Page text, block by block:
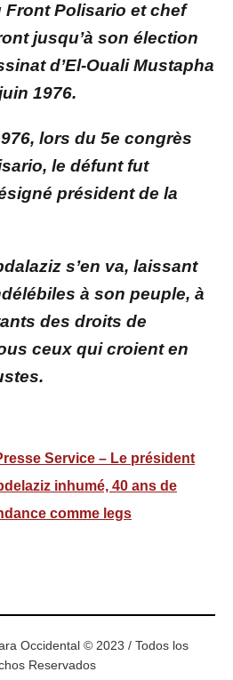
Front Polisario et chef
jusqu’à son élection
d’El-Ouali Mustapha
1976.
lors du 5e congrès
le défunt fut
président de la
s’en va, laissant
à son peuple, à
des droits de
ceux qui croient en
Service – Le président
inhumé, 40 ans de
comme legs
Occidental © 2023 / Todos los
Reservados